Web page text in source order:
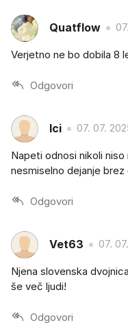
Quatflow
Verjetno ne bo dobila 8
Odgovori
Ici 07. 07.
Napeti odnosi nikoli
nesmiselno dejanje
Odgovori
Vet63 07.
Njena slovenska
še več ljudi!
Odgovori